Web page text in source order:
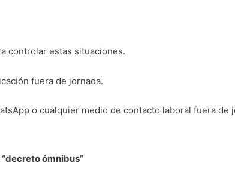
controlar estas situaciones.
fuera de jornada.
o cualquier medio de contacto laboral fuera de
ómnibus”